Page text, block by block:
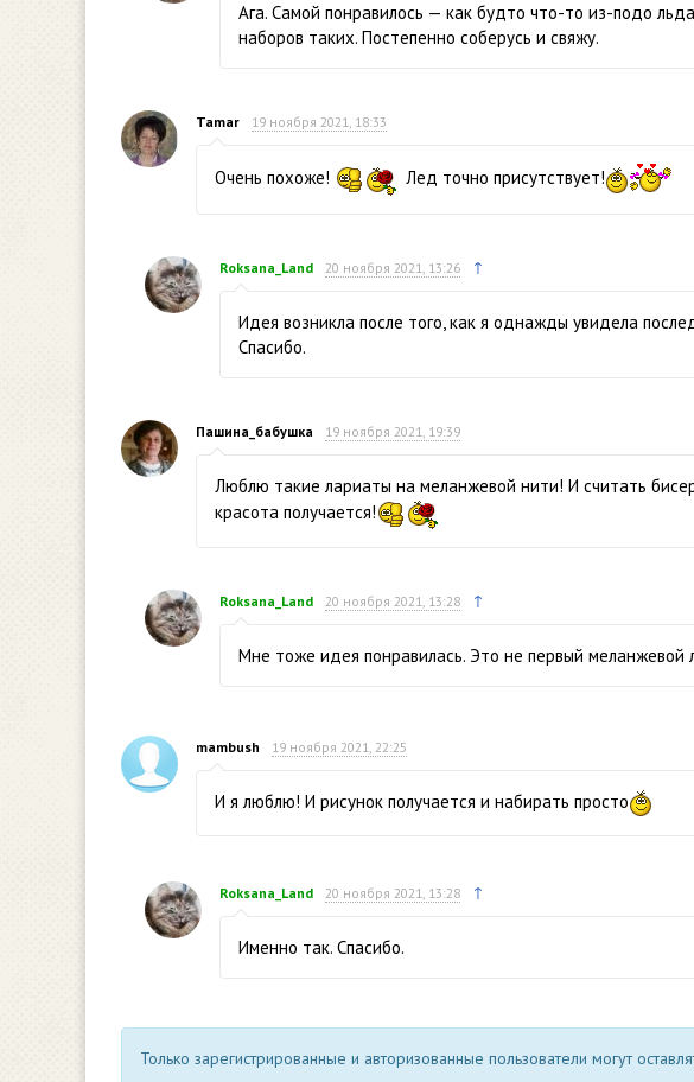
Ага. Самой понравилось — как будто что-то из-подо
наборов таких. Постепенно соберусь и свяжу.
Tamar 19 ноября 2021, 18:33
Очень похоже! Лед точно присутствует!
Roksana_Land 20 ноября 2021, 13:26 ↑
Идея возникла после того, как я однажды увидела
Спасибо.
Пашина_бабушка 19 ноября 2021, 19:39
Люблю такие лариаты на меланжевой нити! И считать
красота получается!
Roksana_Land 20 ноября 2021, 13:28 ↑
Мне тоже идея понравилась. Это не первый меланжевой
mambush 19 ноября 2021, 22:25
И я люблю! И рисунок получается и набирать просто
Roksana_Land 20 ноября 2021, 13:28 ↑
Именно так. Спасибо.
Только зарегистрированные и авторизованные пользователи могут